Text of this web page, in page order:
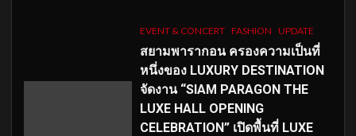
EVENT & CONCERT FASHION UPDATE
สยามพารากอน ครองความเป็นที่
หนึ่งของ LUXURY DESTINATION
จัดงาน “SIAM PARAGON THE
LUXE HALL OPENING
CELEBRATION” เปิดพื้นที่ LUXE